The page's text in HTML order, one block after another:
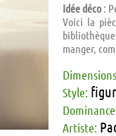
Idée déco:
Voici la
manger,
Style:
Artiste: